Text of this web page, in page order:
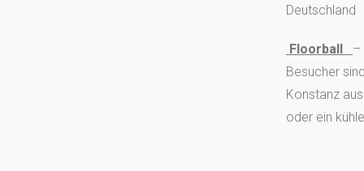
Deutschland
Floorball –
Besucher
Konstanz
oder ein